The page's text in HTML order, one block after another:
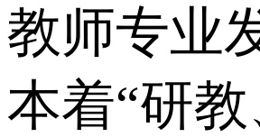
教师专业
本着“研